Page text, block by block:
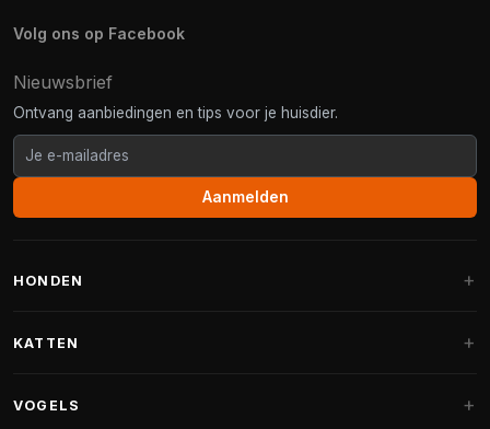
Volg ons op Facebook
Nieuwsbrief
Ontvang aanbiedingen en tips voor je huisdier.
Aanmelden
HONDEN
Fantail hondenmanden
KATTEN
VOGELS